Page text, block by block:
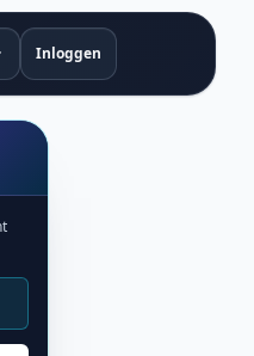
Inloggen